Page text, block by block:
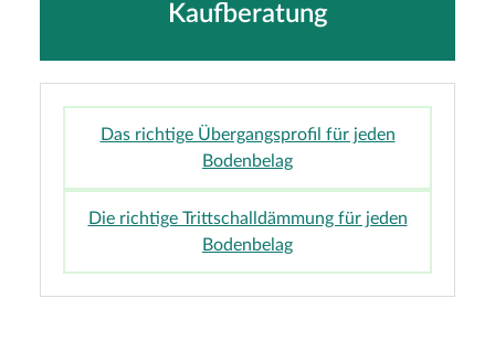
Kaufberatung
Das richtige Übergangsprofil für jeden
Bodenbelag
Die richtige Trittschalldämmung für jeden
Bodenbelag